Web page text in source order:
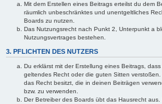
Mit dem Erstellen eines Beitrags erteilst du dem
räumlich unbeschränktes und unentgeltliches
Boards zu nutzen.
Das Nutzungsrecht nach Punkt 2, Unterpunkt a
Nutzungsvertrages bestehen.
3. PFLICHTEN DES NUTZERS
Du erklärst mit der Erstellung eines Beitrags,
geltendes Recht oder die guten Sitten
das Recht besitzt, die in deinen Beiträgen
bzw. zu verwenden.
Der Betreiber des Boards übt das Hausrecht